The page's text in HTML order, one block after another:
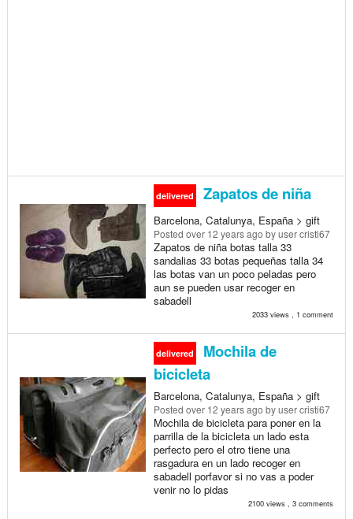
delivered Zapatos de niña
Barcelona, Catalunya, España > gift
Posted over 12 years ago by user cristi67
Zapatos de niña botas talla 33
sandalias 33 botas pequeñas talla 34
las botas van un poco peladas pero
aun se pueden usar recoger en
sabadell
2033 views , 1 comment
delivered
Mochila de
bicicleta
Barcelona, Catalunya, España > gift
Posted over 12 years ago by user cristi67
Mochila de bicicleta para poner en la
parrilla de la bicicleta un lado esta
perfecto pero el otro tiene una
rasgadura en un lado recoger en
sabadell porfavor si no vas a poder
venir no lo pidas
2100 views , 3 comments